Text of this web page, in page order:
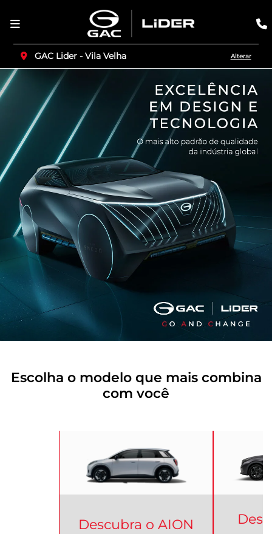
GAC Lider - Vila Velha Alterar
Escolha o modelo que mais combina
com você
Descubra o AION